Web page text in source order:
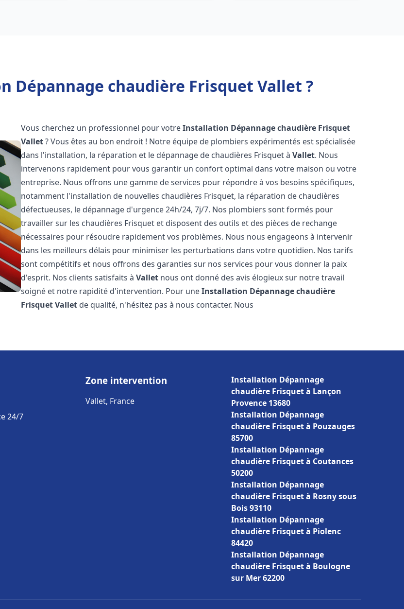
Dépannage chaudière Frisquet Vallet ?
Vous cherchez un professionnel pour votreInstallation Dépannage chaudière Frisquet
Vallet? Vous êtes au bon endroit ! Notre équipe de plombiers expérimentés est spécialisée
dans l'installation, la réparation et le dépannage de chaudières Frisquet àVallet. Nous
intervenons rapidement pour vous garantir un confort optimal dans votre maison ou votre
entreprise. Nous offrons une gamme de services pour répondre à vos besoins spécifiques,
notamment l'installation de nouvelles chaudières Frisquet, la réparation de chaudières
défectueuses, le dépannage d'urgence 24h/24, 7j/7. Nos plombiers sont formés pour
travailler sur les chaudières Frisquet et disposent des outils et des pièces de rechange
nécessaires pour résoudre rapidement vos problèmes. Nous nous engageons à intervenir
dans les meilleurs délais pour minimiser les perturbations dans votre quotidien. Nos tarifs
sont compétitifs et nous offrons des garanties sur nos services pour vous donner la paix
d'esprit. Nos clients satisfaits àVallet nous ont donné des avis élogieux sur notre travail
soigné et notre rapidité d'intervention. Pour uneInstallation Dépannage chaudière
FrisquetVallet de qualité, n'hésitez pas à nous contacter. Nous
24/7
Zone intervention
Vallet, France
Installation Dépannage
chaudière Frisquet à Lançon
Provence 13680
Installation Dépannage
chaudière Frisquet à Pouzauges
85700
Installation Dépannage
chaudière Frisquet à Coutances
50200
Installation Dépannage
chaudière Frisquet à Rosny sous
Bois 93110
Installation Dépannage
chaudière Frisquet à Piolenc
84420
Installation Dépannage
chaudière Frisquet à Boulogne
sur Mer 62200